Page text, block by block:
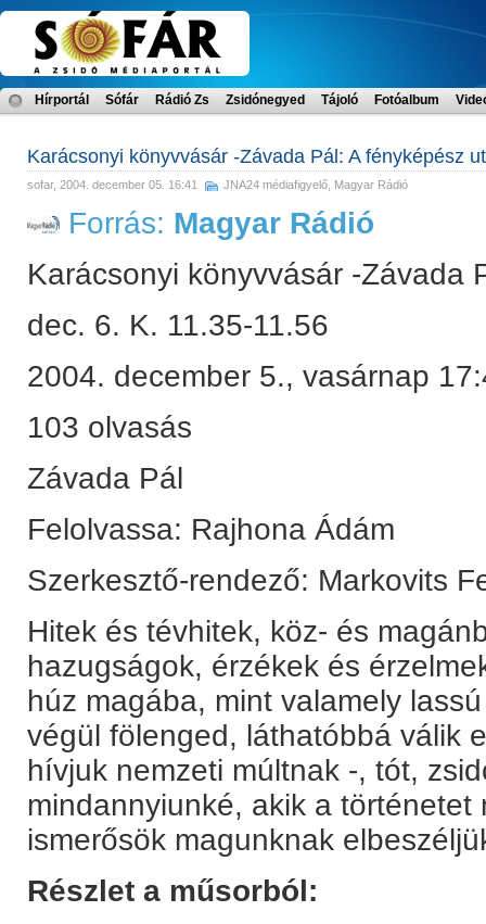
Hírportál Sófár Rádió Zs Zsidónegyed Tájoló Fotóalbum
Karácsonyi könyvvásár -Závada Pál: A fényképész
sofar, 2004. december 05. 16:41 JNA24 médiafigyelő Magyar Rádió
Forrás: Magyar Rádió
Karácsonyi könyvvásár -Závada
dec. 6. K. 11.35-11.56
2004. december 5., vasárnap
103 olvasás
Závada Pál
Felolvassa: Rajhona Ádám
Szerkesztő-rendező: Markovits
Hitek és tévhitek, köz- és
hazugságok, érzékek és
húz magába, mint valamely
végül fölenged, láthatóbbá válik
hívjuk nemzeti múltnak -, tót,
mindannyiunké, akik a
ismerősök magunknak
Részlet a műsorból: